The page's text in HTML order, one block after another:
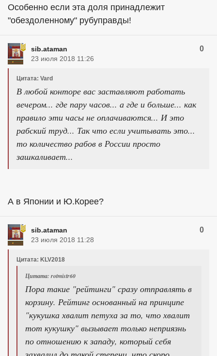
Особенно если эта доля принадлежит
"обездоленному" рубуправды!
sib.ataman 0
23 июля 2018 11:26
Цитата: Vard
В любой конторе вас заставляют работать
вечером... где пару часов... а где и больше... как
правило эти часы не оплачиваются... И это
рабский труд... Так что если учитывать это...
то количество рабов в России просто
зашкаливает...
А в Японии и Ю.Корее?
sib.ataman 0
23 июля 2018 11:28
Цитата: KLV2018
Цитата: rotmistr60
Пора такие "рейтинги" сразу отправлять в
корзину. Рейтинг основанный на принципе
"кукушка хвалит петуха за то, что хвалит
тот кукушку" вызывает только неприязнь
по отношению к западу, который себя